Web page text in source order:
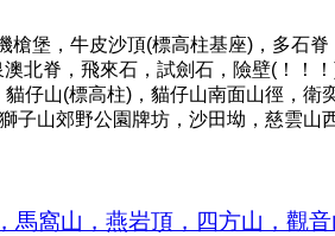
堡，牛皮沙頂(標高柱基座)，多石
北脊，飛來石，試劍石，險壁(！！
仔山(標高柱)，貓仔山南面山徑，衛
子山郊野公園牌坊，沙田坳，慈雲山
窩山，燕岩頂，四方山，觀